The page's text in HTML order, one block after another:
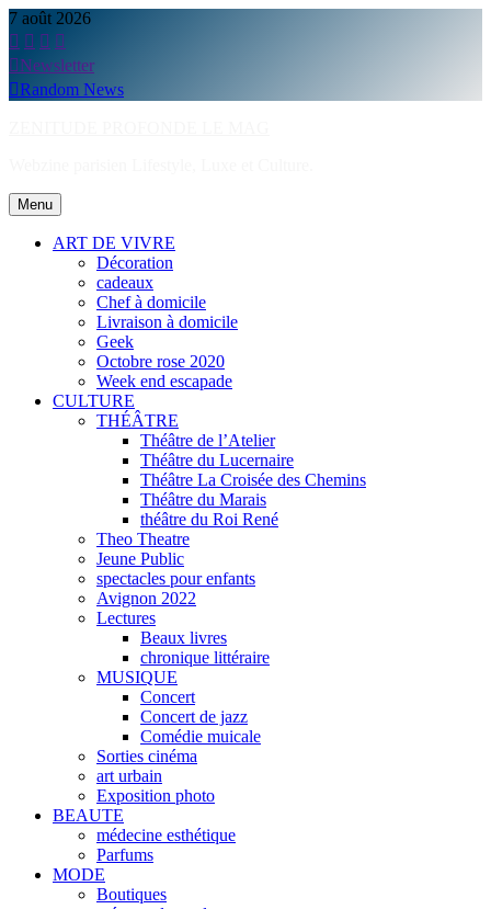
Skip
to
content
7 août 2026
Newsletter
Random News
Menu
ART DE VIVRE
Décoration
cadeaux
Chef à domicile
Livraison à domicile
Geek
Octobre rose 2020
Week end escapade
CULTURE
THÉÂTRE
Théâtre de l’Atelier
Théâtre du Lucernaire
Théâtre La Croisée des Chemins
Théâtre du Marais
théâtre du Roi René
Theo Theatre
Jeune Public
spectacles pour enfants
Avignon 2022
Lectures
Beaux livres
chronique littéraire
MUSIQUE
Concert
Concert de jazz
Comédie muicale
Sorties cinéma
art urbain
Exposition photo
BEAUTE
médecine esthétique
Parfums
MODE
Boutiques